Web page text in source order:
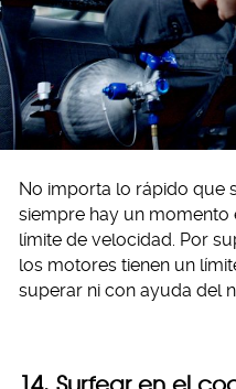
No importa lo rápido que
siempre hay un
límite de velocidad. Por
los motores tienen un
superar ni con ayuda del